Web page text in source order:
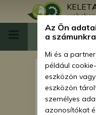
KELET
légszűrő
SZUPER
Az Ön
a számunkra
Mi és a
például
eszközön
eszközön
személyes
azonosítókat